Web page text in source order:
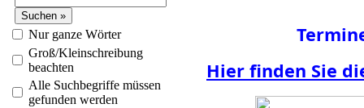
Nur ganze Wörter
Groß/Kleinschreibung
beachten
Alle Suchbegriffe müssen
gefunden werden
Hier finden Sie